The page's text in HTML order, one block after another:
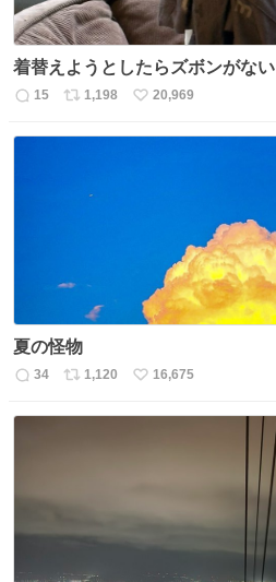
着替えようとしたらズボンがない
返
15
リ
1,198
い
20,969
夏の怪物
返
34
リ
1,120
い
16,675